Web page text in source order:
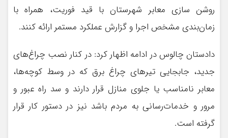
روشن سازی معابر شهرستان با قید فوریت، همراه با
زمان‌بندی مشخص اجرا و گزارش عملکرد مستمر ارائه کنند.
​دادستان چالوس در ادامه اظهار کرد: در کنار نصب چراغ‌های
جدید، جابجایی تیرهای چراغ برق که در وسط کوچه‌ها،
معابر نامناسب یا جلوی منازل قرار دارند و سد راه عبور و
مرور و خدمات‌رسانی به مردم باشد نیز در دستور کار قرار
گرفته است.